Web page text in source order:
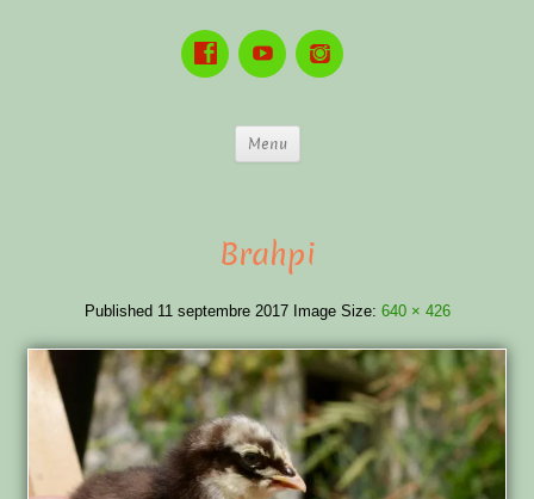
Menu
Brahpi
Published 11 septembre 2017 Image Size: 640 × 426